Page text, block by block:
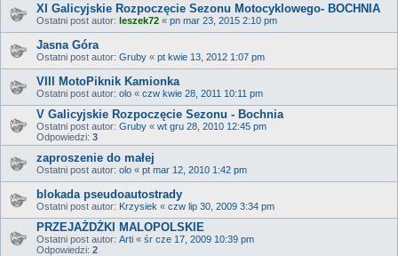
XI Galicyjskie Rozpoczęcie Sezonu Motocyklowego- BOCHNIA
Ostatni post autor: leszek72 « pn mar 23, 2015 2:10 pm
Jasna Góra
Ostatni post autor: Gruby « pt kwie 13, 2012 1:07 pm
VIII MotoPiknik Kamionka
Ostatni post autor: olo « czw kwie 28, 2011 10:11 pm
V Galicyjskie Rozpoczęcie Sezonu - Bochnia
Ostatni post autor: Gruby « wt gru 28, 2010 12:45 pm
Odpowiedzi: 3
zaproszenie do małej
Ostatni post autor: olo « pt mar 12, 2010 1:42 pm
blokada pseudoautostrady
Ostatni post autor: Krzysiek « czw lip 30, 2009 3:34 pm
PRZEJAŻDŻKI MALOPOLSKIE
Ostatni post autor: Arti « śr cze 17, 2009 10:39 pm
Odpowiedzi: 2